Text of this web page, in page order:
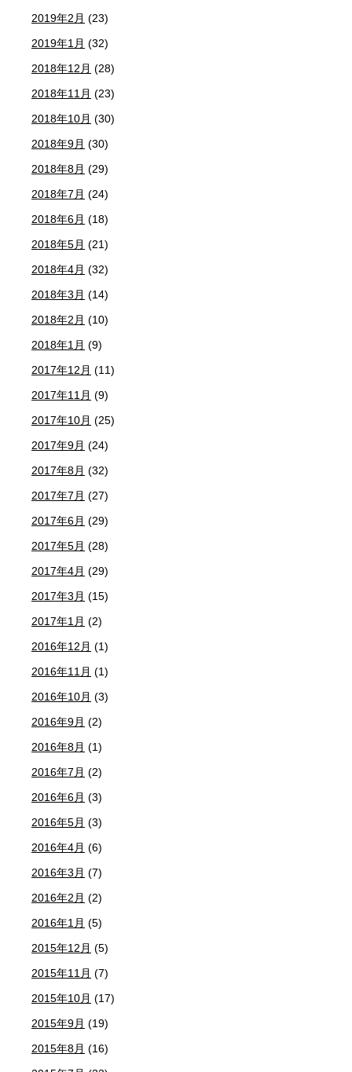
2019年2月 (23)
2019年1月 (32)
2018年12月 (28)
2018年11月 (23)
2018年10月 (30)
2018年9月 (30)
2018年8月 (29)
2018年7月 (24)
2018年6月 (18)
2018年5月 (21)
2018年4月 (32)
2018年3月 (14)
2018年2月 (10)
2018年1月 (9)
2017年12月 (11)
2017年11月 (9)
2017年10月 (25)
2017年9月 (24)
2017年8月 (32)
2017年7月 (27)
2017年6月 (29)
2017年5月 (28)
2017年4月 (29)
2017年3月 (15)
2017年1月 (2)
2016年12月 (1)
2016年11月 (1)
2016年10月 (3)
2016年9月 (2)
2016年8月 (1)
2016年7月 (2)
2016年6月 (3)
2016年5月 (3)
2016年4月 (6)
2016年3月 (7)
2016年2月 (2)
2016年1月 (5)
2015年12月 (5)
2015年11月 (7)
2015年10月 (17)
2015年9月 (19)
2015年8月 (16)